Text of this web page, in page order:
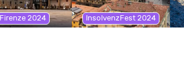
Firenze 2024 InsolvenzFest 2024